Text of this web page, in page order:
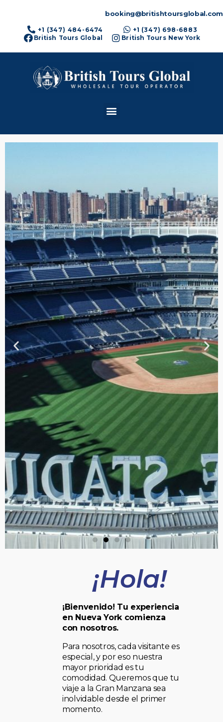
booking@britishtoursglobal.com
+1 (347) 484-6474
+1 (347) 698-6883
British Tours Global
British Tours New York
TOUR DE
CONTRASTES
¡Hola!
¡Bienvenido! Tu experiencia
en Nueva York comienza
con nosotros.
Para nosotros, cada visitante es
especial, y por eso nuestra
mayor prioridad es tu
comodidad. Queremos que tu
viaje a la Gran Manzana sea
inolvidable desde el primer
momento.